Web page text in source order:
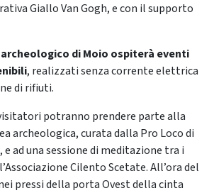
Giallo Van Gogh, e con il supporto
di Moio ospiterà eventi
, realizzati senza corrente elettrica
di rifiuti.
potranno prendere parte alla
archeologica, curata dalla Pro Loco di
ad una sessione di meditazione tra i
Cilento Scetate. All’ora del
pressi della porta Ovest della cinta